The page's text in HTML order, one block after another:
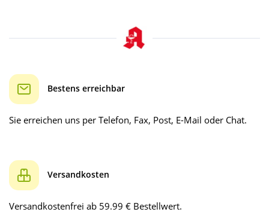
Bestens erreichbar
Sie erreichen uns per Telefon, Fax, Post, E-Mail oder Chat.
Versandkosten
Versandkostenfrei ab 59.99 € Bestellwert.